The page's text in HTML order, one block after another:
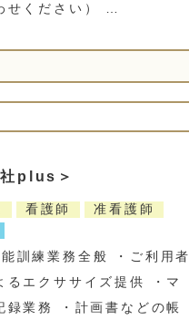
せください） …
plus＞
看護師
准看護師
訓練業務全般 ・ご利用者
エクササイズ提供 ・マ
録業務 ・計画書などの帳